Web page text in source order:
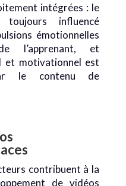
intégrées : le
influencé
émotionnelles
l’apprenant, et
et motivationnel est
le contenu de
contribuent à la
de vidéos